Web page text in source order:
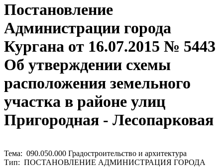
Постановление
Администрации города
Кургана от 16.07.2015 № 5443
Об утверждении схемы
расположения земельного
участка в районе улиц
Пригородная - Лесопарковая
Тема: 090.050.000 Градостроительство и архитектура
Тип: ПОСТАНОВЛЕНИЕ АДМИНИСТРАЦИЯ ГОРОДА